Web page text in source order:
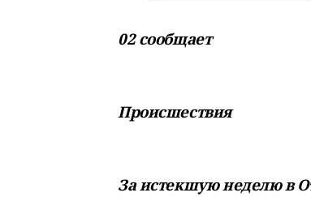
02 сообщает
Происшествия
За истекшую неделю в